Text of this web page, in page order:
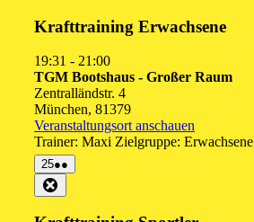
Krafttraining Erwachsene
19:31 - 21:00
TGM Bootshaus - Großer Raum
Zentralländstr. 4
München, 81379
Veranstaltungsort anschauen
Trainer: Maxi Zielgruppe: Erwachsene
2525.
August
2026
●●
Veranstaltungen)